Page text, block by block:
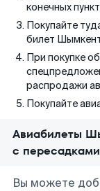
конечных
Покупайте
билет
При покупке
распродажи
Покупайте
Авиабилеты
с пересадками
Вы можете